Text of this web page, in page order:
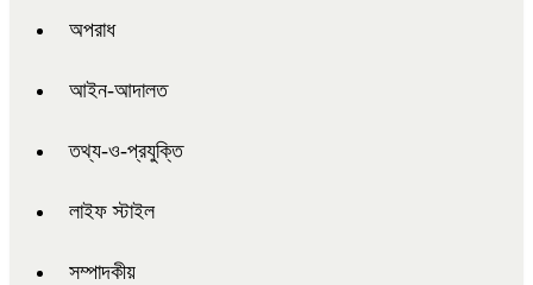
অপরাধ
আইন-আদালত
তথ্য-ও-প্রযুক্তি
লাইফ স্টাইল
সম্পাদকীয়